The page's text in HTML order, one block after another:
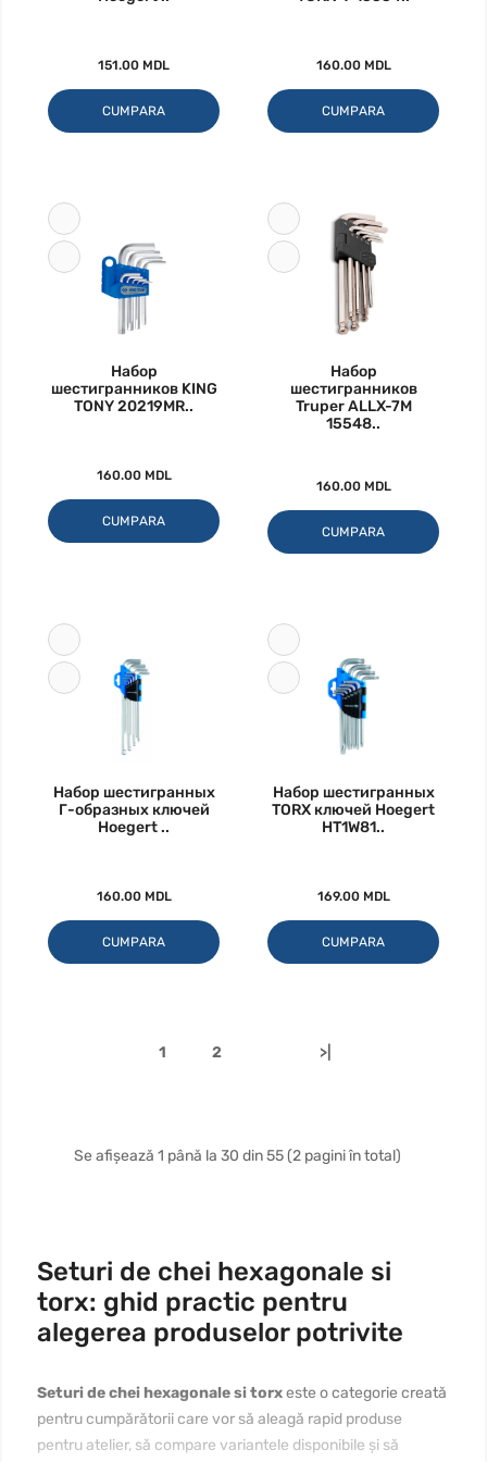
151.00 MDL
CUMPARA
160.00 MDL
CUMPARA
Набор
шестигранников KING
TONY 20219MR..
160.00 MDL
CUMPARA
Набор
шестигранников
Truper ALLX-7M
15548..
160.00 MDL
CUMPARA
Набор шестигранных
Г-образных ключей
Hoegert ..
160.00 MDL
CUMPARA
Набор шестигранных
TORX ключей Hoegert
HT1W81..
169.00 MDL
CUMPARA
1 2 >|
Se afișează 1 până la 30 din 55 (2 pagini în total)
Seturi de chei hexagonale si
torx: ghid practic pentru
alegerea produselor potrivite
Seturi de chei hexagonale si torxeste o categorie creată
pentru cumpărătorii care vor să aleagă rapid produse
pentru atelier, să compare variantele disponibile și să